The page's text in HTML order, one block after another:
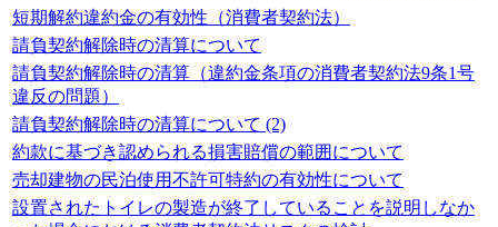
短期解約違約金の有効性（消費者契約法）
請負契約解除時の清算について
請負契約解除時の清算（違約金条項の消費者契約法9条1号
違反の問題）
請負契約解除時の清算について (2)
約款に基づき認められる損害賠償の範囲について
売却建物の民泊使用不許可特約の有効性について
設置されたトイレの製造が終了していることを説明しなか